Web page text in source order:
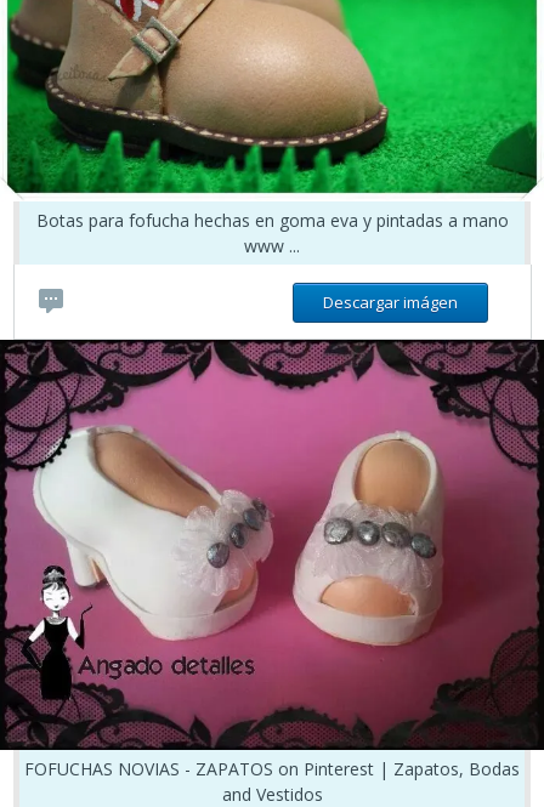
Botas para fofucha hechas en goma eva y pintadas a mano
www ...
Descargar imágen
FOFUCHAS NOVIAS - ZAPATOS on Pinterest | Zapatos, Bodas
and Vestidos